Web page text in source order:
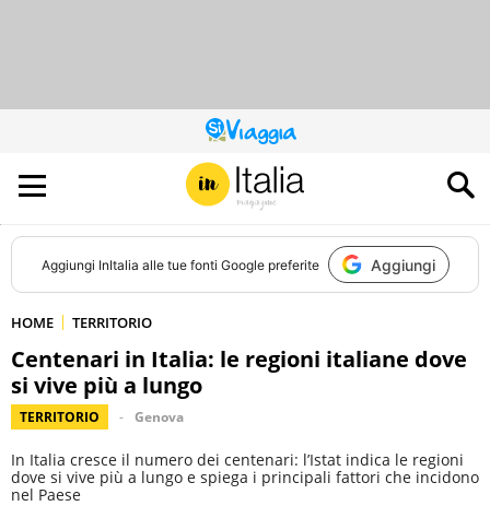
QUESTO
SITO
CONTRIBUISCE
ALL’AUDIENCE
DI
Aggiungi InItalia alle tue fonti Google preferite Aggiungi
HOME TERRITORIO
Centenari in Italia: le regioni italiane dove
si vive più a lungo
TERRITORIO Genova
In Italia cresce il numero dei centenari: l’Istat indica le regioni
dove si vive più a lungo e spiega i principali fattori che incidono
nel Paese